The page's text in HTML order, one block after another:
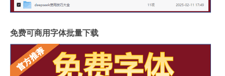
免费可商用字体批量下载